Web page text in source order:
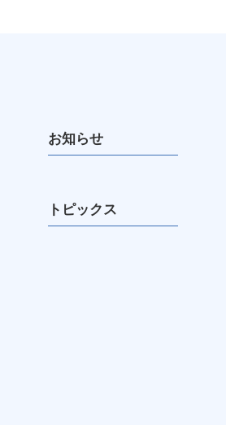
お知らせ
トピックス